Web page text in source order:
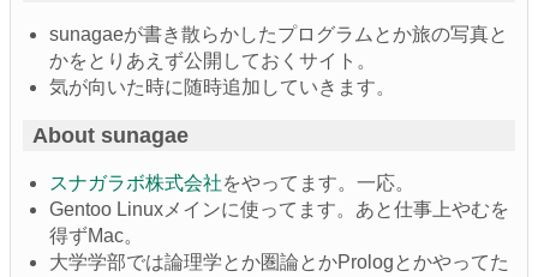
sunagaeが書き散らかしたプログラムとか旅の写真と
かをとりあえず公開しておくサイト。
気が向いた時に随時追加していきます。
About sunagae
スナガラボ株式会社をやってます。一応。
Gentoo Linuxメインに使ってます。あと仕事上やむを
得ずMac。
大学学部では論理学とか圏論とかPrologとかやってた